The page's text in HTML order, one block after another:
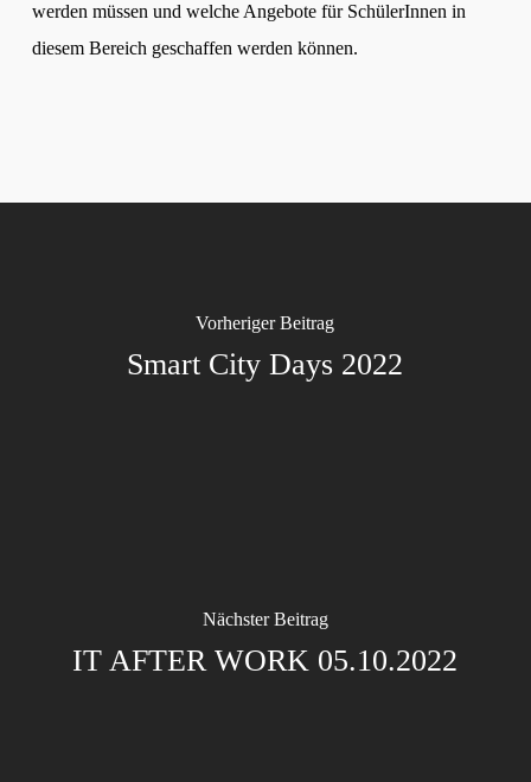
werden müssen und welche Angebote für SchülerInnen in
diesem Bereich geschaffen werden können.
Vorheriger Beitrag
Smart City Days 2022
Nächster Beitrag
IT AFTER WORK 05.10.2022